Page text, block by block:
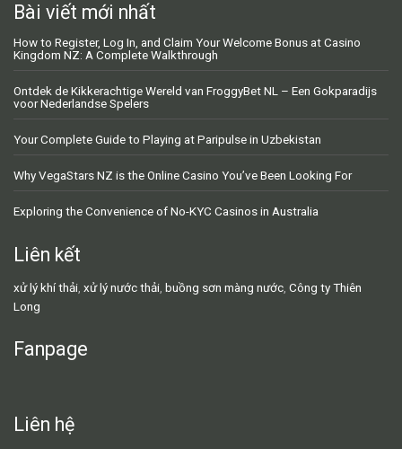
Bài viết mới nhất
How to Register, Log In, and Claim Your Welcome Bonus at Casino
Kingdom NZ: A Complete Walkthrough
Ontdek de Kikkerachtige Wereld van FroggyBet NL – Een Gokparadijs
voor Nederlandse Spelers
Your Complete Guide to Playing at Paripulse in Uzbekistan
Why VegaStars NZ is the Online Casino You’ve Been Looking For
Exploring the Convenience of No-KYC Casinos in Australia
Liên kết
xử lý khí thải xử lý nước thải buồng sơn màng nước Công ty Thiên
Long
Fanpage
Liên hệ